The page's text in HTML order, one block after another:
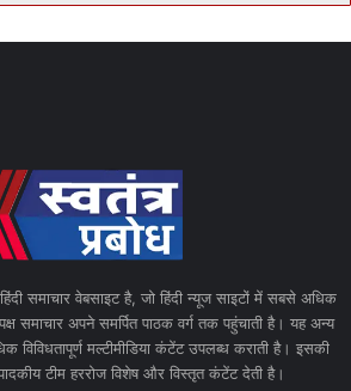
समाचार वेबसाइट है, जो हिंदी न्यूज साइटों में सबसे अधिक
समाचार अपने समर्पित पाठक वर्ग तक पहुंचाती है। यह अन्य
विविधतापूर्ण मल्टीमीडिया कंटेंट उपलब्ध कराती है। इसकी
टीम हररोज विशेष और विस्तृत कंटेंट देती है।